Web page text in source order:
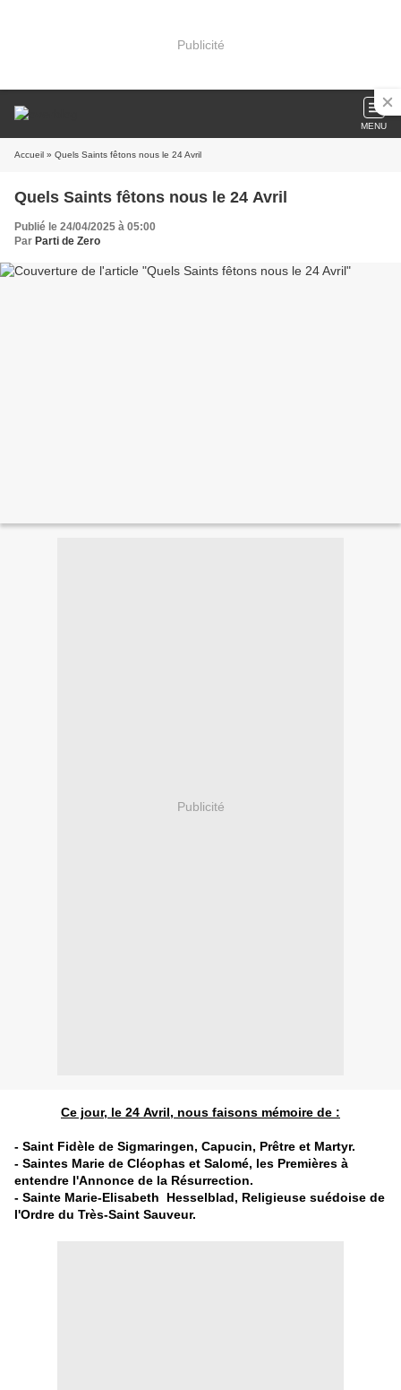
Publicité
MENU
Accueil » Quels Saints fêtons nous le 24 Avril
Quels Saints fêtons nous le 24 Avril
Publié le 24/04/2025 à 05:00
Par Parti de Zero
Publicité
Ce jour, le 24 Avril, nous faisons mémoire de :
- Saint Fidèle de Sigmaringen, Capucin, Prêtre et Martyr.
- Saintes Marie de Cléophas et Salomé, les Premières à
entendre l'Annonce de la Résurrection.
- Sainte Marie-Elisabeth Hesselblad, Religieuse suédoise de
l'Ordre du Très-Saint Sauveur.